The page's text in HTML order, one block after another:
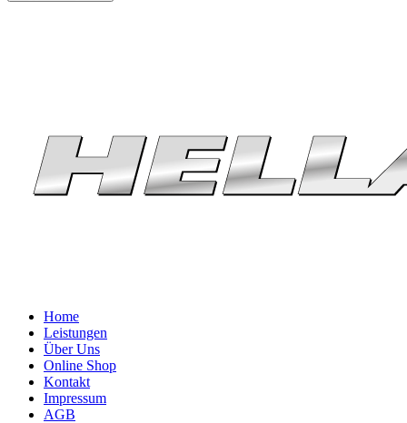
Home
Leistungen
Über Uns
Online Shop
Kontakt
Impressum
AGB